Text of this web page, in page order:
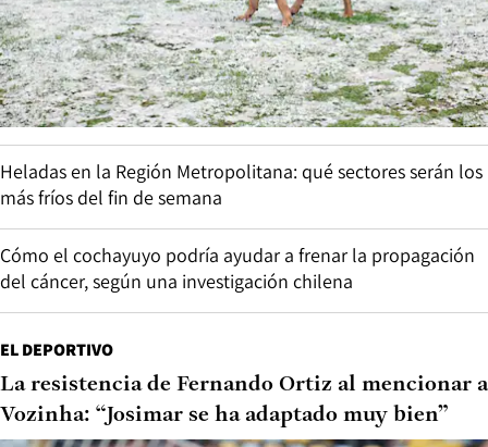
Heladas en la Región Metropolitana: qué sectores serán los
más fríos del fin de semana
Cómo el cochayuyo podría ayudar a frenar la propagación
del cáncer, según una investigación chilena
EL DEPORTIVO
La resistencia de Fernando Ortiz al mencionar a
Vozinha: “Josimar se ha adaptado muy bien”